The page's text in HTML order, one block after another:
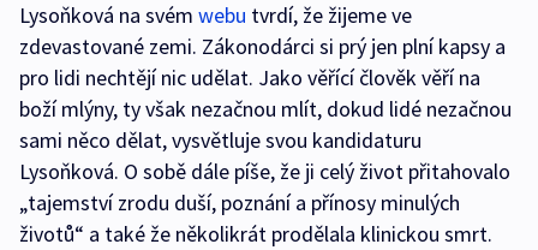
Lysoňková na svém webu tvrdí, že žijeme ve
zdevastované zemi. Zákonodárci si prý jen plní kapsy a
pro lidi nechtějí nic udělat. Jako věřící člověk věří na
boží mlýny, ty však nezačnou mlít, dokud lidé nezačnou
sami něco dělat, vysvětluje svou kandidaturu
Lysoňková. O sobě dále píše, že ji celý život přitahovalo
„tajemství zrodu duší, poznání a přínosy minulých
životů“ a také že několikrát prodělala klinickou smrt.